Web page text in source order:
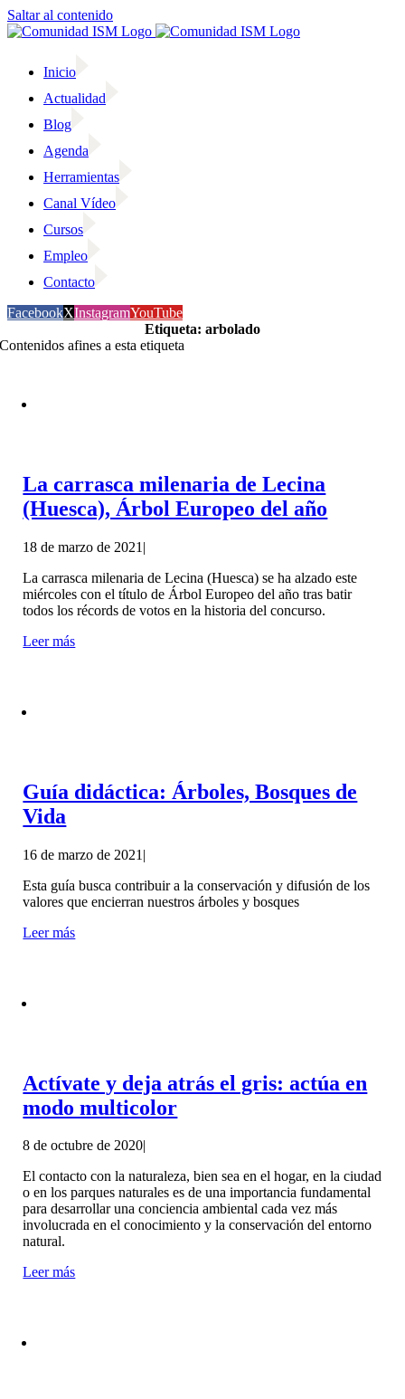
Saltar al contenido
Inicio
Actualidad
Blog
Agenda
Herramientas
Canal Vídeo
Cursos
Empleo
Contacto
FacebookXInstagramYouTube
Etiqueta: arbolado
Contenidos afines a esta etiqueta
La carrasca milenaria de Lecina
(Huesca), Árbol Europeo del año
18 de marzo de 2021 |
La carrasca milenaria de Lecina (Huesca) se ha alzado este
miércoles con el título de Árbol Europeo del año tras batir
todos los récords de votos en la historia del concurso.
Leer más
Guía didáctica: Árboles, Bosques de
Vida
16 de marzo de 2021 |
Esta guía busca contribuir a la conservación y difusión de los
valores que encierran nuestros árboles y bosques
Leer más
Actívate y deja atrás el gris: actúa en
modo multicolor
8 de octubre de 2020|
El contacto con la naturaleza, bien sea en el hogar, en la ciudad
o en los parques naturales es de una importancia fundamental
para desarrollar una conciencia ambiental cada vez más
involucrada en el conocimiento y la conservación del entorno
natural.
Leer más